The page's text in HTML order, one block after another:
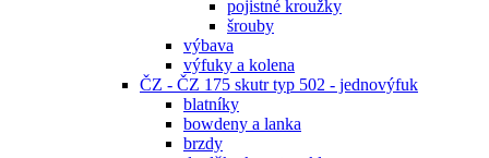
pojistné kroužky
šrouby
výbava
výfuky a kolena
ČZ - ČZ 175 skutr typ 502 - jednovýfuk
blatníky
bowdeny a lanka
brzdy